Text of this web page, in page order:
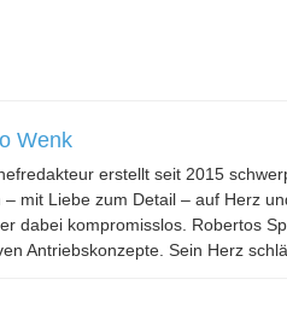
Wenk
erstellt seit 2015
– mit Liebe zum Detail – auf Herz
dabei kompromisslos. Robertos
Antriebskonzepte. Sein Herz